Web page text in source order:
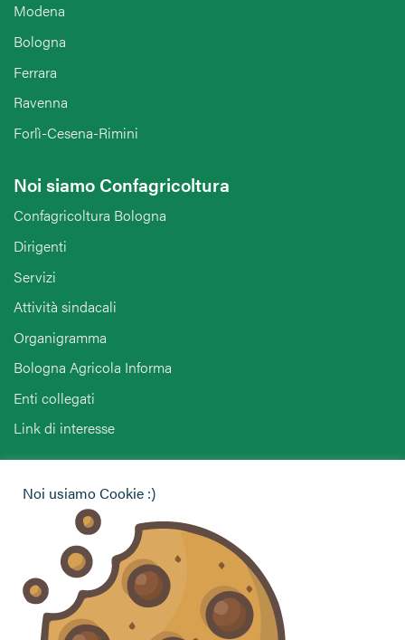
Modena
Bologna
Ferrara
Ravenna
Forlì-Cesena-Rimini
Noi siamo Confagricoltura
Confagricoltura Bologna
Dirigenti
Servizi
Attività sindacali
Organigramma
Bologna Agricola Informa
Enti collegati
Link di interesse
Vuoi contattarci per ricevere assistenza, lasciare un
commento o chiedere informazioni?
CONTATTACI
Noi usiamo Cookie :)